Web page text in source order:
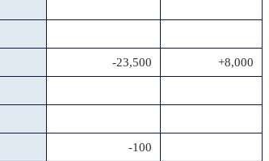
-23,500 +8,000
-100